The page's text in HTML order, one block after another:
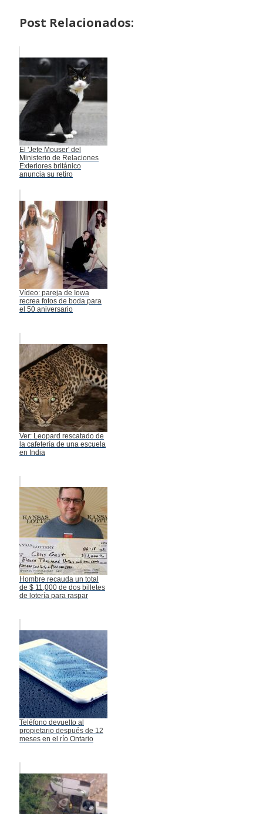
Post Relacionados:
El 'Jefe Mouser' del
Ministerio de Relaciones
Exteriores británico
anuncia su retiro
Vídeo: pareja de Iowa
recrea fotos de boda para
el 50 aniversario
Ver: Leopard rescatado de
la cafetería de una escuela
en India
Hombre recauda un total
de $ 11,000 de dos billetes
de lotería para raspar
Teléfono devuelto al
propietario después de 12
meses en el río Ontario